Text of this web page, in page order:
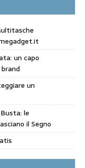
un capo
un
le
il Segno